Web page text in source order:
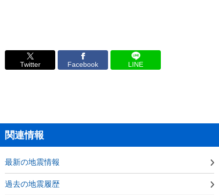
Twitter Facebook LINE
関連情報
最新の地震情報
過去の地震履歴